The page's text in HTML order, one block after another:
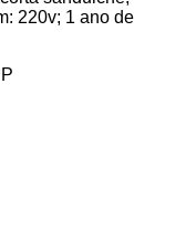
220v; 1 ano de